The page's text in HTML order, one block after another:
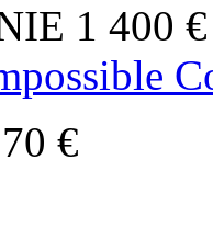
1 400 €
€